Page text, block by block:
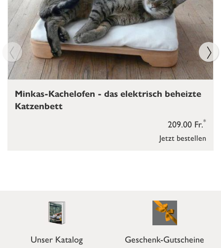
Jetzt bestellen
209.00 Fr.*
Minkas-Kachelofen - das elektrisch beheizte
Katzenbett
Unser Katalog Geschenk-Gutscheine